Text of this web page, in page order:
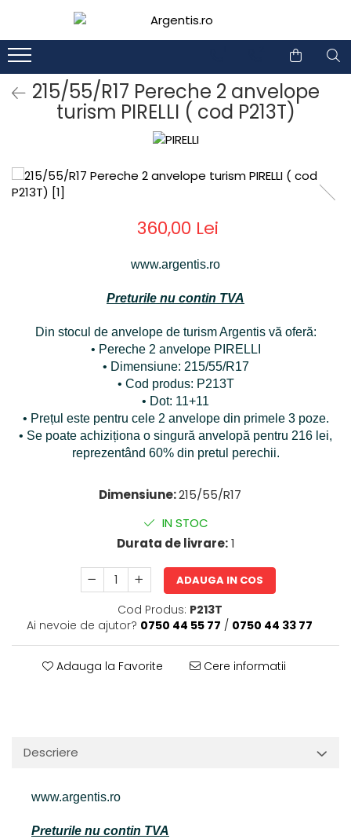
215/55/R17 Pereche 2 anvelope
turism PIRELLI ( cod P213T)
360,00 Lei
www.argentis.ro
Preturile nu contin TVA
Din stocul de anvelope de turism Argentis vă oferă:
• Pereche 2 anvelope PIRELLI
• Dimensiune: 215/55/R17
• Cod produs: P213T
• Dot: 11+11
• Prețul este pentru cele 2 anvelope din primele 3 poze.
• Se poate achiziționa o singură anvelopă pentru 216 lei,
reprezentând 60% din pretul perechii.
Dimensiune:215/55/R17
IN STOC
Durata de livrare:1
ADAUGA IN COS
Cod Produs: P213T
Ai nevoie de ajutor? 0750 44 55 77 / 0750 44 33 77
Adauga la Favorite Cere informatii
Descriere
www.argentis.ro
Preturile nu contin TVA